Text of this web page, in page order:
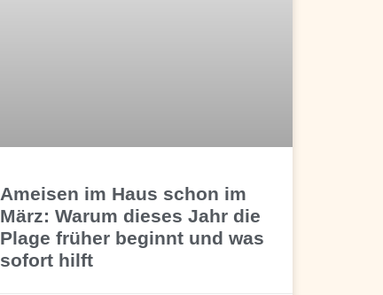
Ameisen im Haus schon im
März: Warum dieses Jahr die
Plage früher beginnt und was
sofort hilft